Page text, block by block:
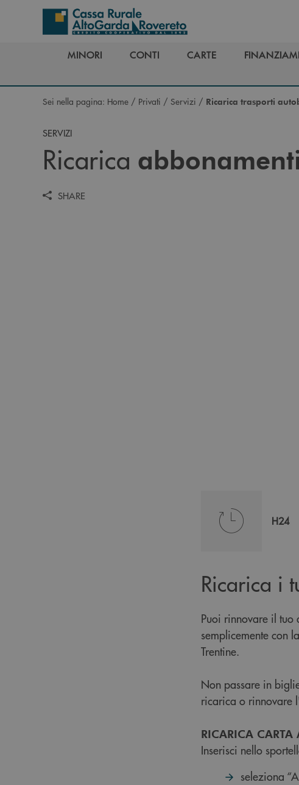
Salta al contenuto principale
MINORI
CONTI
CARTE
Sei nella pagina: Home / Privati / Servizi / Ricarica trasporti
SERVIZI
Ricarica
SHARE
H24
Ricarica i
Puoi rinnovare il
semplicemente con
Trentine.
Non passare in
ricarica o rinnovare
RICARICA CARTA
Inserisci nello
seleziona